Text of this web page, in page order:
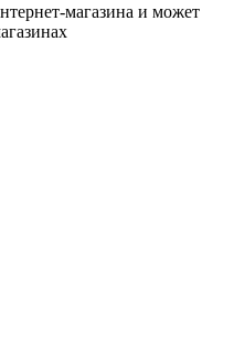
магазина и может